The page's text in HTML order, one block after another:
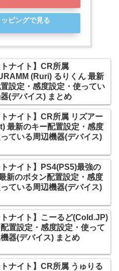
ピングで見る
トナイト】CR所属
(Ruri) るりくん 最新
設定・感度設定・使ってい
(デバイス) まとめ
トナイト】CR所属 リズアー
最新のキー配置設定・感度
ている周辺機器(デバイス)
トナイト】PS4(PS5)最強の
新のボタン配置設定・感度
ている周辺機器(デバイス)
トナイト】こーるど(Cold.JP)
置設定・感度設定・使って
器(デバイス) まとめ
トナイト】CR所属 うゅりる